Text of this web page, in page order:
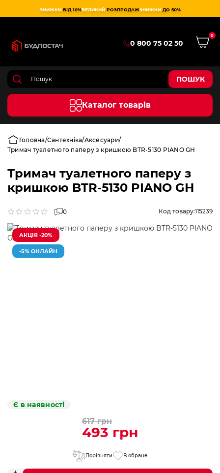
ЗНИЖКИ ВІД 10%ВЕЛИКИЙ РОЗПРОДАЖЗНИЖКИ ДО 50%
0 800 75 02 50
0
ПОШУК
Каталог товарів
Головна Сантехніка Аксесуари
Тримач туалетного паперу з кришкою BTR-5130 PIANO GH
Тримач туалетного паперу з
кришкою BTR-5130 PIANO GH
0 Код товару:115239
АКЦІЯ -20%
-5% ОНЛАЙН
Є в наявності
617 грн
493 грн
Порівняти В обране